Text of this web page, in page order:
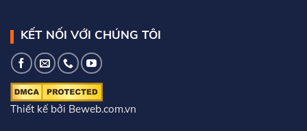
KẾT NỐI VỚI CHÚNG TÔI
Thiết kế bởi Beweb.com.vn